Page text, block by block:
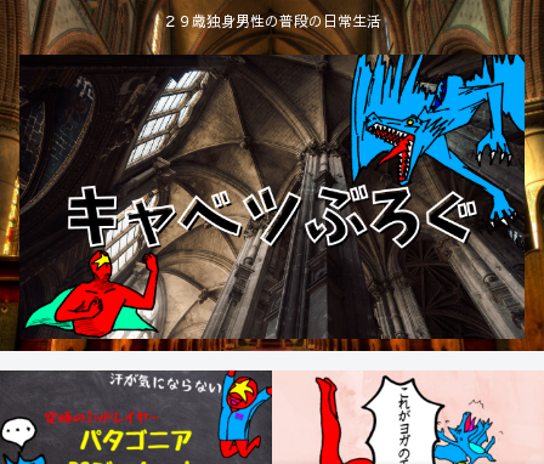
２９歳独身男性の普段の日常生活